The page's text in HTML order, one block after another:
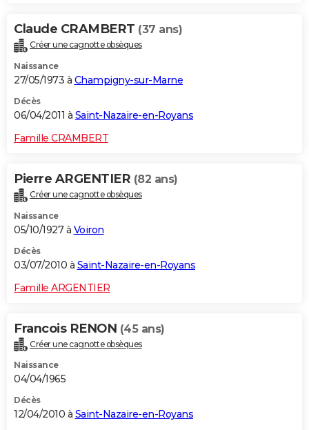
Claude CRAMBERT (37 ans)
Créer une cagnotte obsèques
Naissance
27/05/1973 à Champigny-sur-Marne
Décès
06/04/2011 à Saint-Nazaire-en-Royans
Famille CRAMBERT
Pierre ARGENTIER (82 ans)
Créer une cagnotte obsèques
Naissance
05/10/1927 à Voiron
Décès
03/07/2010 à Saint-Nazaire-en-Royans
Famille ARGENTIER
Francois RENON (45 ans)
Créer une cagnotte obsèques
Naissance
04/04/1965
Décès
12/04/2010 à Saint-Nazaire-en-Royans